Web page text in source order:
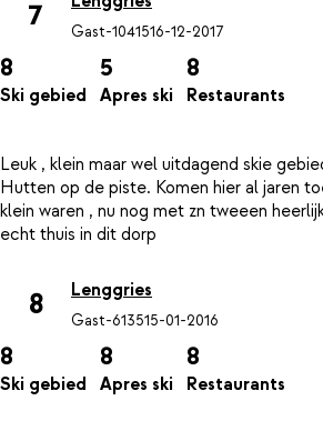
7 Gast-1041516-12-2017
8
Ski gebied
5
Apres ski
8
Restaurants
Leuk , klein maar wel uitdagend skie
Hutten op de piste. Komen hier al jaren
klein waren , nu nog met zn tweeen
8 Lenggries
Gast-613515-01-2016
8
Ski gebied
8
Apres ski
8
Restaurants